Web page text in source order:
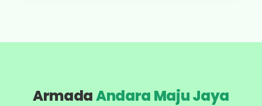
ArmadaAndara Maju Jaya